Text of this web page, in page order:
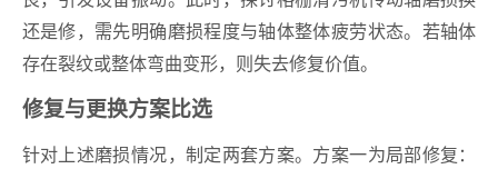
还是修，需先明确磨损程度与轴体整体疲劳状态。若轴体
存在裂纹或整体弯曲变形，则失去修复价值。
修复与更换方案比选
针对上述磨损情况，制定两套方案。方案一为局部修复：